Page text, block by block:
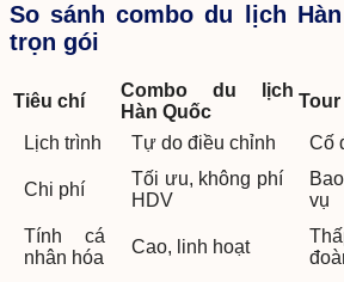
So sánh combo du lịch
trọn gói
Tiêu chí
Combo du lịch
Hàn Quốc
Lịch trình Tự do điều chỉnh Cố
Chi phí
Tối ưu, không phí
HDV
vụ
Tính cá
nhân hóa
Cao, linh hoạt